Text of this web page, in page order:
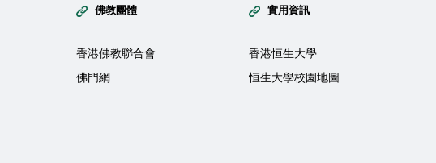
佛教團體
香港佛教聯合會
佛門網
實用資訊
香港恒生大學
恒生大學校園地圖